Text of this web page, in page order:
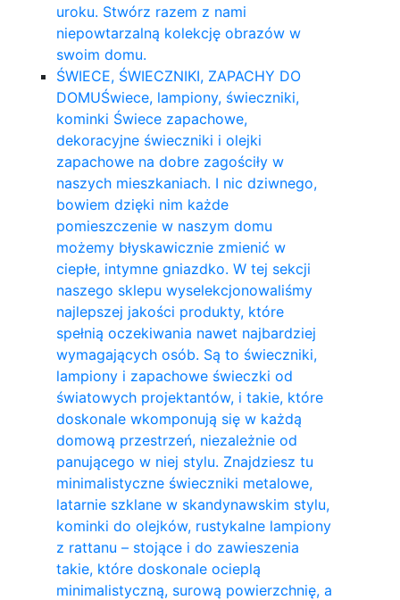
uroku. Stwórz razem z nami
niepowtarzalną kolekcję obrazów w
swoim domu.
ŚWIECE, ŚWIECZNIKI, ZAPACHY DO
DOMUŚwiece, lampiony, świeczniki,
kominki Świece zapachowe,
dekoracyjne świeczniki i olejki
zapachowe na dobre zagościły w
naszych mieszkaniach. I nic dziwnego,
bowiem dzięki nim każde
pomieszczenie w naszym domu
możemy błyskawicznie zmienić w
ciepłe, intymne gniazdko. W tej sekcji
naszego sklepu wyselekcjonowaliśmy
najlepszej jakości produkty, które
spełnią oczekiwania nawet najbardziej
wymagających osób. Są to świeczniki,
lampiony i zapachowe świeczki od
światowych projektantów, i takie, które
doskonale wkomponują się w każdą
domową przestrzeń, niezależnie od
panującego w niej stylu. Znajdziesz tu
minimalistyczne świeczniki metalowe,
latarnie szklane w skandynawskim stylu,
kominki do olejków, rustykalne lampiony
z rattanu – stojące i do zawieszenia
takie, które doskonale ocieplą
minimalistyczną, surową powierzchnię, a